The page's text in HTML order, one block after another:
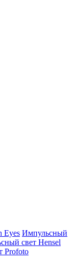
Eyes Импульсный
свет Hensel
Profoto